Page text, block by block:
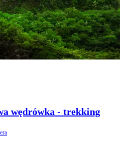
wędrówka - trekking